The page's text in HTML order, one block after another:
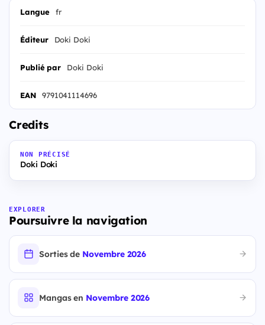
Langue fr
Éditeur Doki Doki
Publié par Doki Doki
EAN 9791041114696
Credits
NON PRÉCISÉ
Doki Doki
EXPLORER
Poursuivre la navigation
Sorties de Novembre 2026
Mangas en Novembre 2026